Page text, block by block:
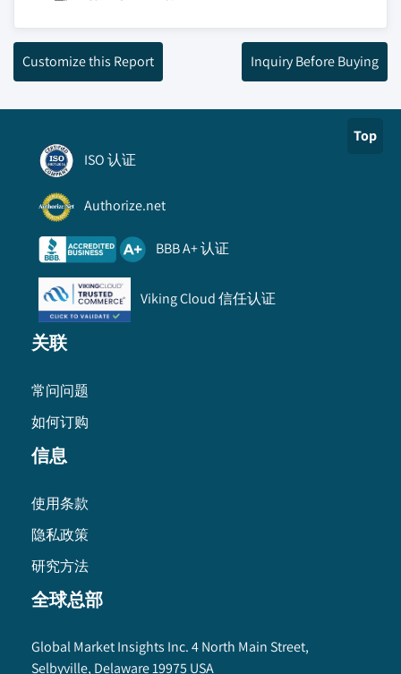
Customize this Report Inquiry Before Buying
Top
ISO 认证
Authorize.net
BBB A+ 认证
Viking Cloud 信任认证
关联
常问问题
如何订购
信息
使用条款
隐私政策
研究方法
全球总部
Global Market Insights Inc. 4 North Main Street,
Selbyville, Delaware 19975 USA